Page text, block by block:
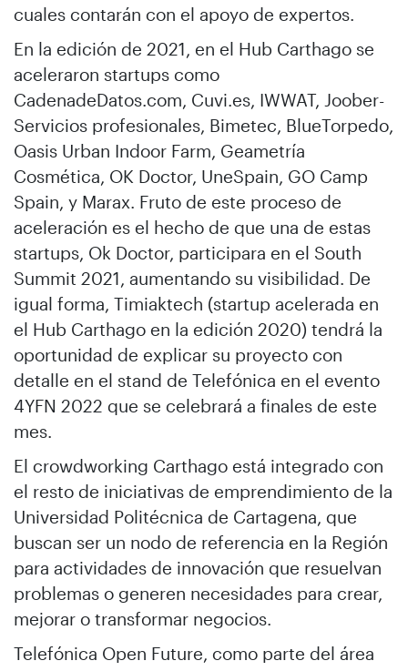
cuales contarán con el apoyo de expertos.
En la edición de 2021, en el Hub Carthago se
aceleraron startups como
CadenadeDatos.com, Cuvi.es, IWWAT, Joober-
Servicios profesionales, Bimetec, BlueTorpedo,
Oasis Urban Indoor Farm, Geametría
Cosmética, OK Doctor, UneSpain, GO Camp
Spain, y Marax. Fruto de este proceso de
aceleración es el hecho de que una de estas
startups, Ok Doctor, participara en el South
Summit 2021, aumentando su visibilidad. De
igual forma, Timiaktech (startup acelerada en
el Hub Carthago en la edición 2020) tendrá la
oportunidad de explicar su proyecto con
detalle en el stand de Telefónica en el evento
4YFN 2022 que se celebrará a finales de este
mes.
El crowdworking Carthago está integrado con
el resto de iniciativas de emprendimiento de la
Universidad Politécnica de Cartagena, que
buscan ser un nodo de referencia en la Región
para actividades de innovación que resuelvan
problemas o generen necesidades para crear,
mejorar o transformar negocios.
Telefónica Open Future, como parte del área